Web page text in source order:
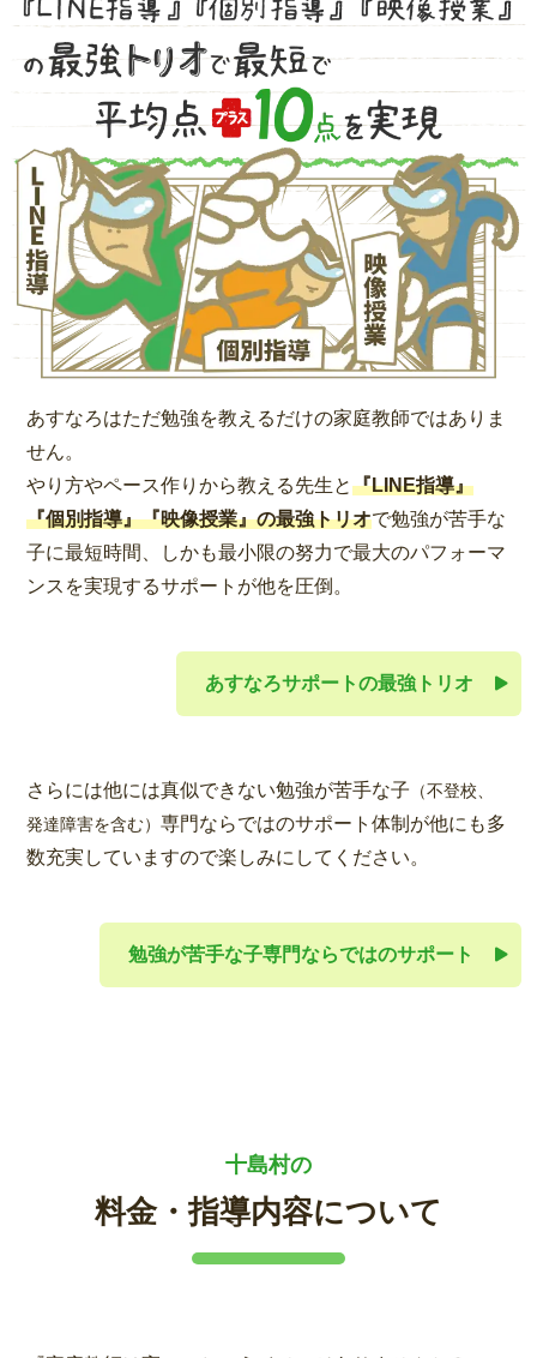
あすなろはただ勉強を教えるだけの家庭教師ではありま
せん。
やり方やペース作りから教える先生と『LINE指導』
『個別指導』『映像授業』の最強トリオで勉強が苦手な
子に最短時間、しかも最小限の努力で最大のパフォーマ
ンスを実現するサポートが他を圧倒。
あすなろサポートの最強トリオ
さらには他には真似できない勉強が苦手な子 （不登校、
発達障害を含む）専門ならではのサポート体制が他にも多
数充実していますので楽しみにしてください。
勉強が苦手な子専門ならではのサポート
十島村の
料金・指導内容について